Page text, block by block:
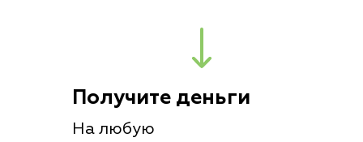
Получите деньги
На любую